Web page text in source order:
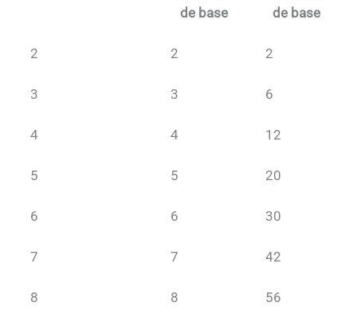
de base
de base
2 2 2
3 3 6
4 4 12
5 5 20
6 6 30
7 7 42
8 8 56